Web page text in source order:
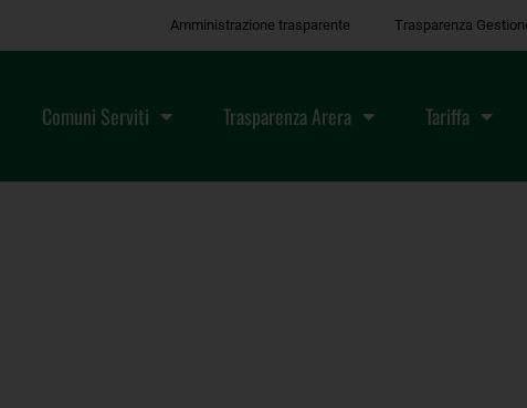
Amministrazione trasparente Trasparenza
Comuni Serviti Trasparenza Arera Tariffa